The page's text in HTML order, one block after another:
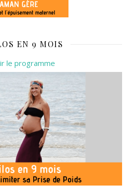
EN 9 MOIS
le programme